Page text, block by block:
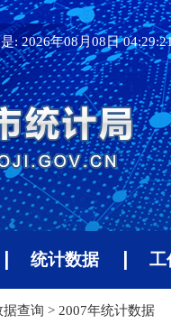
是:2026年08月08日
统计数据 工
据查询 > 2007年统计数据